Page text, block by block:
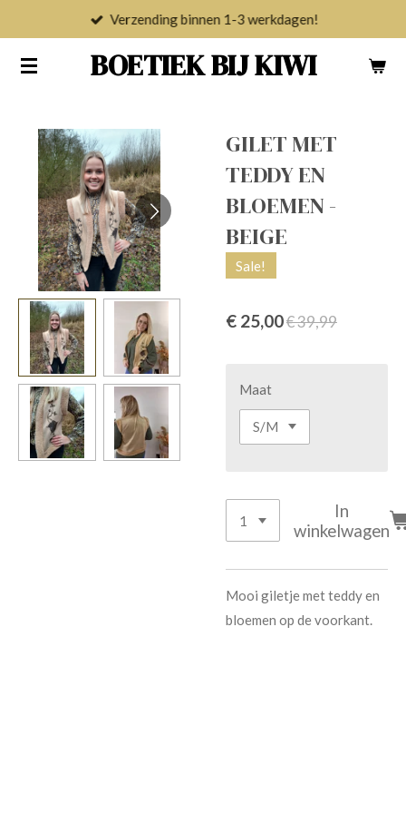
naar
BOETIEK BIJ KIWI
Verzending binnen 1-3 werkdagen!
GILET MET
TEDDY EN
BLOEMEN -
BEIGE
Sale!
€ 25,00€ 39,99
Maat
In
winkelwagen
Mooi giletje met teddy en
bloemen op de voorkant.